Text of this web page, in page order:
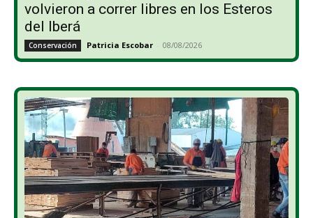
volvieron a correr libres en los Esteros
del Iberá
Conservación Patricia Escobar - 08/08/2026